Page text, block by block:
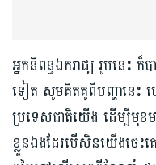
អ្នកនិពន្ធឯករាជ្យ រូបនេះ
ទៀត សូមគិតគូពីបញ្ហានេះ
ប្រទេសជាតិយើង ដើម្បីមុខ
ខ្លួនឯងដែរបើសិនយើងចេះ